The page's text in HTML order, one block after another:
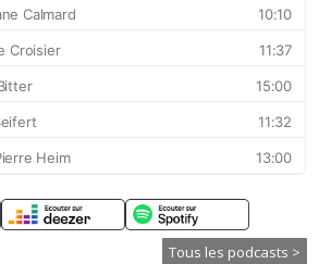
Tous les podcasts >